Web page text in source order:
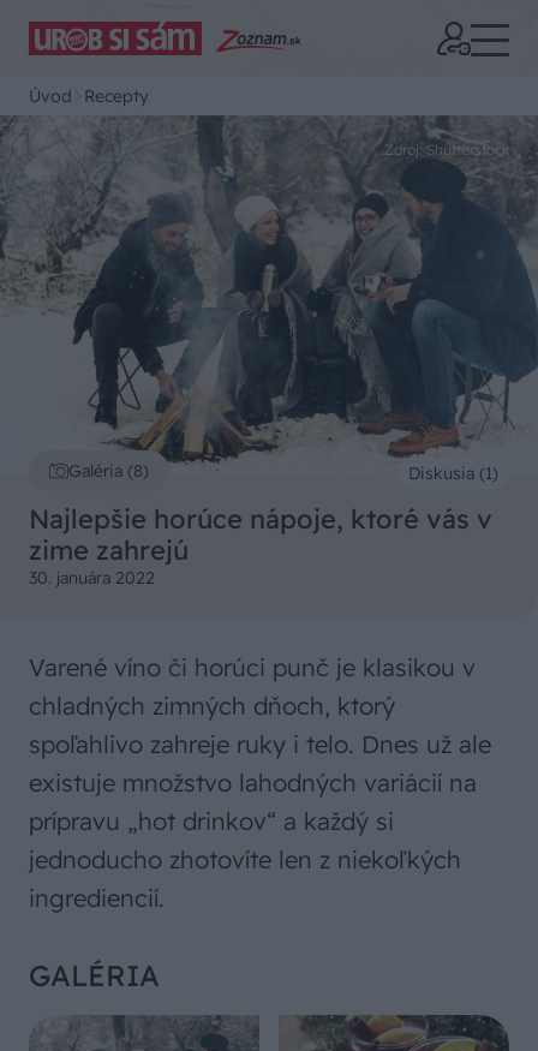
Úvod Recepty
Galéria (8)
Zdroj: Shutterstock
Najlepšie horúce nápoje, ktoré vás v
zime zahrejú
30. januára 2022
Diskusia (1)
Varené víno či horúci punč je klasikou v
chladných zimných dňoch, ktorý
spoľahlivo zahreje ruky i telo. Dnes už ale
existuje množstvo lahodných variácií na
prípravu „hot drinkov“ a každý si
jednoducho zhotovíte len z niekoľkých
ingrediencií.
GALÉRIA